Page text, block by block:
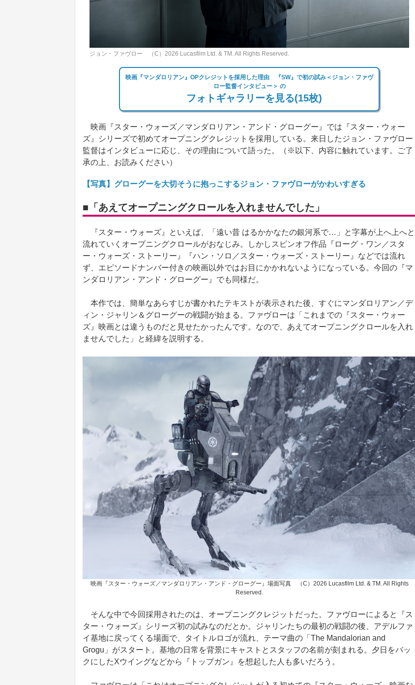
ジョン・ファヴロー （C）2026 Lucasfilm Ltd. & TM. All Rights Reserved.
映画『マンダロリアン』OPクレジットを採用した理由 『SW』で初の試み＜ジョン・ファヴ
ロー監督インタビュー＞ の
フォトギャラリーを見る(15枚)
映画『スター・ウォーズ／マンダロリアン・アンド・グローグー』では『スター・ウォー
ズ』シリーズで初めてオープニングクレジットを採用している。来日したジョン・ファヴロー
監督はインタビューに応じ、その理由について語った。（※以下、内容に触れています。ご了
承の上、お読みください）
【写真】グローグーを大切そうに抱っこするジョン・ファヴローがかわいすぎる
■「あえてオープニングクロールを入れませんでした」
『スター・ウォーズ』といえば、「遠い昔 はるかかなたの銀河系で…」と字幕が上へ上へと
流れていくオープニングクロールがおなじみ。しかしスピンオフ作品『ローグ・ワン／スタ
ー・ウォーズ・ストーリー』『ハン・ソロ／スター・ウォーズ・ストーリー』などでは流れ
ず、エピソードナンバー付きの映画以外ではお目にかかれないようになっている。今回の『マ
ンダロリアン・アンド・グローグー』でも同様だ。
本作では、簡単なあらすじが書かれたテキストが表示された後、すぐにマンダロリアン／デ
ィン・ジャリン＆グローグーの戦闘が始まる。ファヴローは「これまでの『スター・ウォー
ズ』映画とは違うものだと見せたかったんです。なので、あえてオープニングクロールを入れ
ませんでした」と経緯を説明する。
映画『スター・ウォーズ／マンダロリアン・アンド・グローグー』場面写真 （C）2026 Lucasfilm Ltd. & TM. All Rights
Reserved.
そんな中で今回採用されたのは、オープニングクレジットだった。ファヴローによると『ス
ター・ウォーズ』シリーズ初の試みなのだとか。ジャリンたちの最初の戦闘の後、アデルファ
イ基地に戻ってくる場面で、タイトルロゴが流れ、テーマ曲の「The Mandalorian and
Grogu」がスタート。基地の日常を背景にキャストとスタッフの名前が刻まれる。夕日をバッ
クにしたXウイングなどから『トップガン』を想起した人も多いだろう。